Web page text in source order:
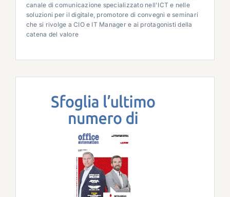
canale di comunicazione specializzato nell'ICT e nelle
soluzioni per il digitale, promotore di convegni e seminari
che si rivolge a CIO e IT Manager e ai protagonisti della
catena del valore